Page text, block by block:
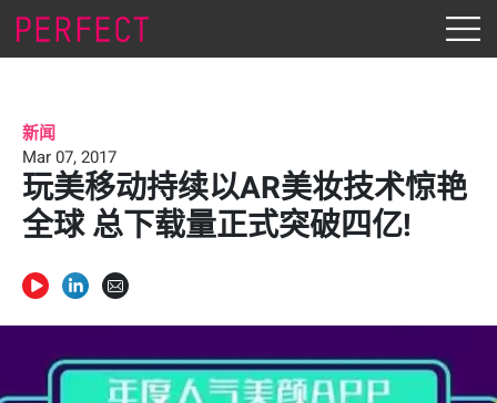
新闻
Mar 07, 2017
玩美移动持续以AR美妆技术惊艳
全球 总下载量正式突破四亿!